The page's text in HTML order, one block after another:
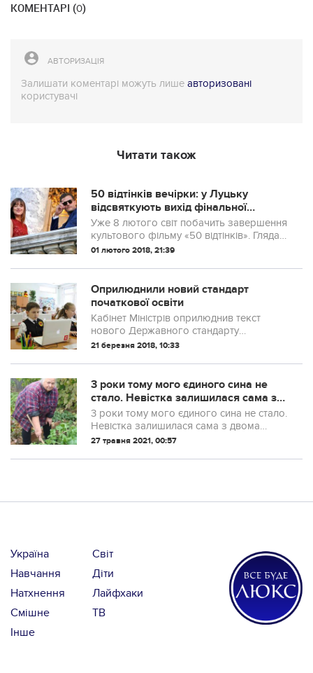
КОМЕНТАРІ (0)
АВТОРИЗАЦІЯ
Залишати коментарі можуть лише авторизовані
користувачі
Читати також
50 відтінків вечірки: у Луцьку
відсвяткують вихід фінальної
частини еротичного трилеру
Уже 8 лютого світ побачить завершення
культового фільму «50 відтінків». Глядачі
PremierCity мають нагоду побачити
01 лютого 2018, 21:39
Оприлюднили новий стандарт
початкової освіти
Кабінет Міністрів оприлюднив текст
нового Державного стандарту
початкової освіти, який був ухвалений
21 березня 2018, 10:33
3 роки тому мого єдиного сина не
стало. Невістка залишилася сама з
двома дітьми жити в квартирі, яку ми
з чоловіком купили Миколі. Ми
бачили, що Валентині важко одній,
3 роки тому мого єдиного сина не стало.
Невістка залишилася сама з двома
дітьми жити в квартирі, яку ми з
Валентині важко одній, адже вона ніде
27 травня 2021, 00:57
Україна
Світ
Навчання
Діти
Натхнення
Лайфхаки
Смішне
ТВ
Інше